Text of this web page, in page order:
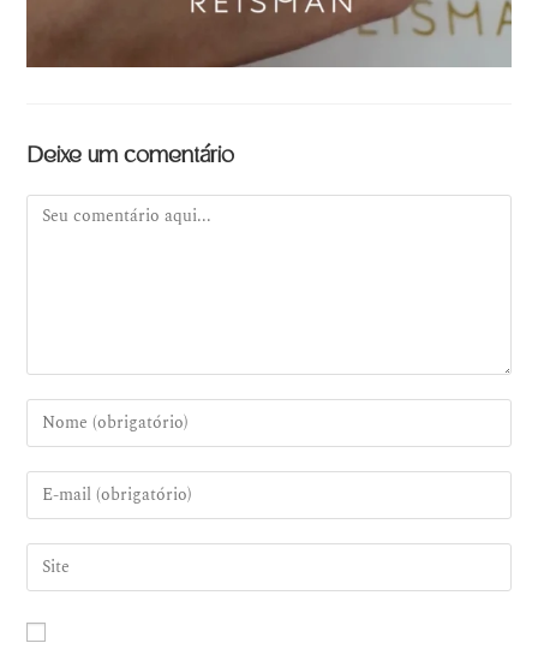
Deixe um comentário